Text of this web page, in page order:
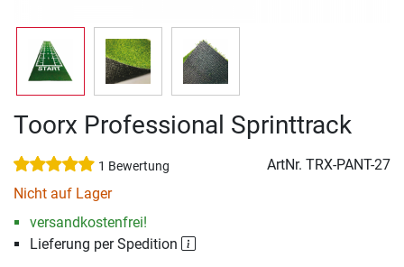
Toorx Professional Sprinttrack
1 Bewertung ArtNr. TRX-PANT-27
Nicht auf Lager
versandkostenfrei!
Lieferung per Spedition